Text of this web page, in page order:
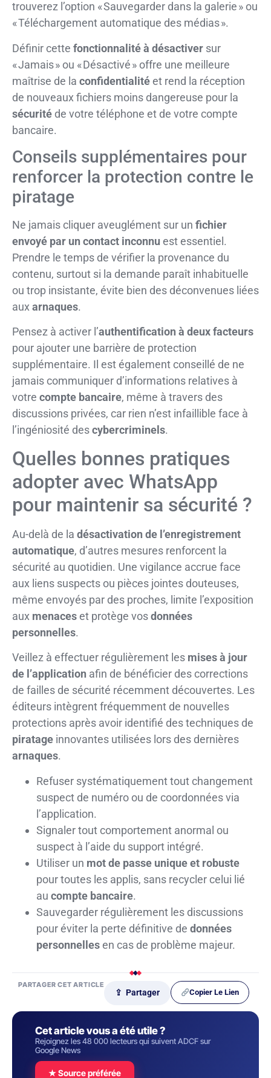
trouverez l’option « Sauvegarder dans la galerie » ou
« Téléchargement automatique des médias ».
Définir cette fonctionnalité à désactiver sur
« Jamais » ou « Désactivé » offre une meilleure
maîtrise de la confidentialitéet rend la réception
de nouveaux fichiers moins dangereuse pour la
sécurité de votre téléphone et de votre compte
bancaire.
Conseils supplémentaires pour
renforcer la protection contre le
piratage
Ne jamais cliquer aveuglément sur un fichier
envoyé par un contact inconnu est essentiel.
Prendre le temps de vérifier la provenance du
contenu, surtout si la demande paraît inhabituelle
ou trop insistante, évite bien des déconvenues liées
aux arnaques.
Pensez à activer l’authentification à deux facteurs
pour ajouter une barrière de protection
supplémentaire. Il est également conseillé de ne
jamais communiquer d’informations relatives à
votre compte bancaire, même à travers des
discussions privées, car rien n’est infaillible face à
l’ingéniosité descybercriminels.
Quelles bonnes pratiques
adopter avec WhatsApp
pour maintenir sa sécurité ?
Au-delà de la désactivation de l’enregistrement
automatique, d’autres mesures renforcent la
sécurité au quotidien. Une vigilance accrue face
aux liens suspects ou pièces jointes douteuses,
même envoyés par des proches, limite l’exposition
aux menaceset protège vosdonnées
personnelles.
Veillez à effectuer régulièrement les mises à jour
de l’application afin de bénéficier des corrections
de failles de sécurité récemment découvertes. Les
éditeurs intègrent fréquemment de nouvelles
protections après avoir identifié des techniques de
piratage innovantes utilisées lors des dernières
arnaques.
Refuser systématiquement tout changement
suspect de numéro ou de coordonnées via
l’application.
Signaler tout comportement anormal ou
suspect à l’aide du support intégré.
Utiliser un mot de passe unique et robuste
pour toutes les applis, sans recycler celui lié
au compte bancaire.
Sauvegarder régulièrement les discussions
pour éviter la perte définitive de données
personnellesen cas de problème majeur.
PARTAGER CET ARTICLE
⇪ Partager Copier Le Lien
Cet article vous a été utile ?
Rejoignez les 48 000 lecteurs qui suivent ADCF sur
Google News
★ Source préférée